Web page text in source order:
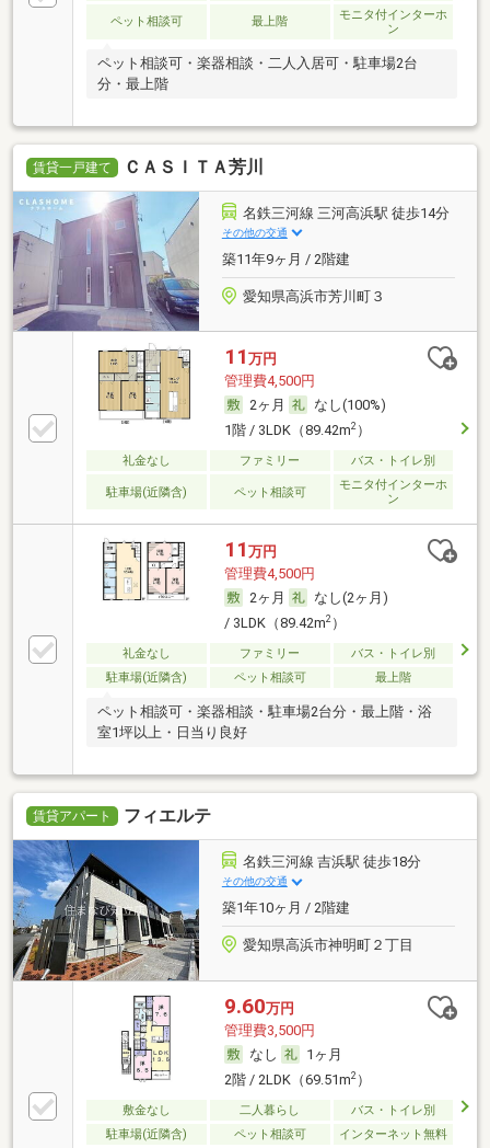
ペット相談可 最上階
モニタ付インターホ
ン
ペット相談可・楽器相談・二人入居可・駐車場2台
分・最上階
賃貸一戸建て ＣＡＳＩＴＡ芳川
名鉄三河線 三河高浜駅 徒歩14分
その他の交通
築11年9ヶ月 / 2階建
愛知県高浜市芳川町３
11 万円
管理費4,500円
2ヶ月
なし(100%)
1階 / 3LDK（89.42m2）
礼金なし ファミリー バス・トイレ別
駐車場(近隣含) ペット相談可
モニタ付インターホ
ン
11 万円
管理費4,500円
2ヶ月
なし(2ヶ月)
/ 3LDK（89.42m2）
礼金なし ファミリー
バス・トイレ別
駐車場(近隣含)
ペット相談可 最上階
ペット相談可・楽器相談・駐車場2台分・最上階・浴
室1坪以上・日当り良好
賃貸アパート フィエルテ
名鉄三河線 吉浜駅 徒歩18分
その他の交通
築1年10ヶ月 / 2階建
愛知県高浜市神明町２丁目
9.60万円
管理費3,500円
なし
1ヶ月
2階 / 2LDK（69.51m2）
敷金なし 二人暮らし
バス・トイレ別
駐車場(近隣含)
ペット相談可 インターネット無料